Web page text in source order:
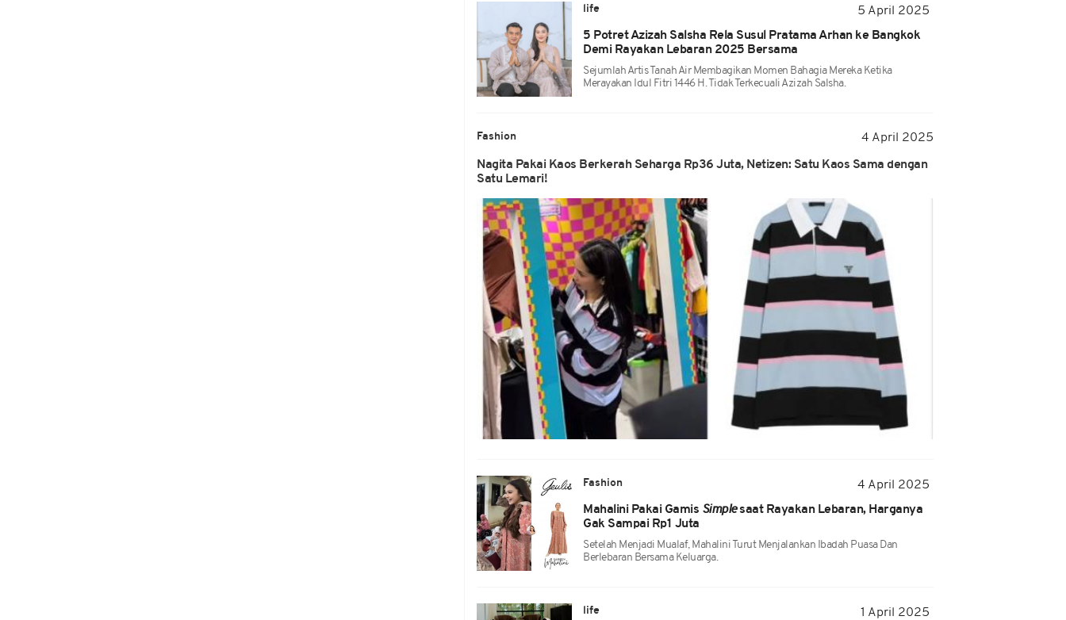
life
5 April 2025
5 Potret Azizah Salsha Rela Susul Pratama Arhan ke Bangkok
Demi Rayakan Lebaran 2025 Bersama
Sejumlah Artis Tanah Air Membagikan Momen Bahagia Mereka Ketika
Merayakan Idul Fitri 1446 H. Tidak Terkecuali Azizah Salsha.
Fashion 4 April 2025
Nagita Pakai Kaos Berkerah Seharga Rp36 Juta, Netizen: Satu Kaos Sama dengan
Satu Lemari!
Fashion
4 April 2025
Mahalini Pakai Gamis Simplesaat Rayakan Lebaran, Harganya
Gak Sampai Rp1 Juta
Setelah Menjadi Mualaf, Mahalini Turut Menjalankan Ibadah Puasa Dan
Berlebaran Bersama Keluarga.
life
1 April 2025